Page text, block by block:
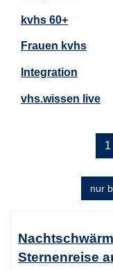
kvhs 60+
Frauen kvhs
Integration
vhs.wissen live
1
nur
Tabellenüberschriften
können
sortiert
Sternenreise